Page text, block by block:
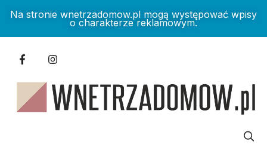
Na stronie wnetrzadomow.pl mogą występować wpisy
o charakterze reklamowym.